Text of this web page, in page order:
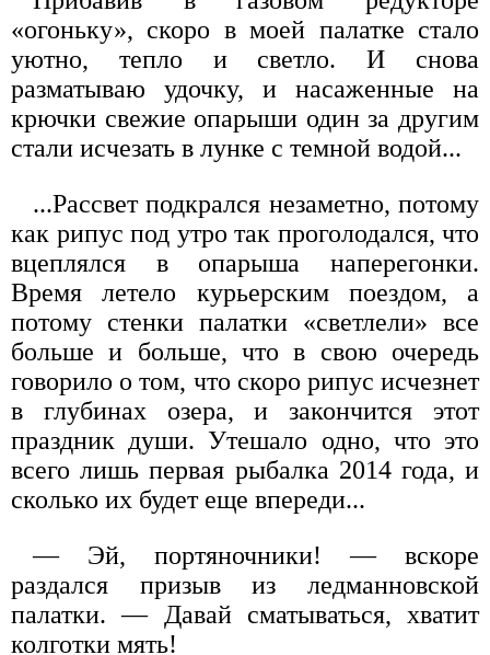
«огоньку», скоро в моей палатке стало
уютно, тепло и светло. И снова
разматываю удочку, и насаженные на
крючки свежие опарыши один за другим
стали исчезать в лунке с темной водой...
...Рассвет подкрался незаметно, потому
как рипус под утро так проголодался, что
вцеплялся в опарыша наперегонки.
Время летело курьерским поездом, а
потому стенки палатки «светлели» все
больше и больше, что в свою очередь
говорило о том, что скоро рипус исчезнет
в глубинах озера, и закончится этот
праздник души. Утешало одно, что это
всего лишь первая рыбалка 2014 года, и
сколько их будет еще впереди...
— Эй, портяночники! — вскоре
раздался призыв из ледманновской
палатки. — Давай сматываться, хватит
колготки мять!